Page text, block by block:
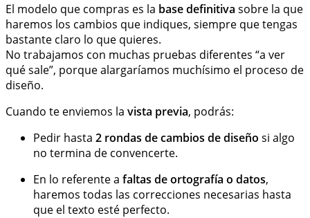
El modelo que compras es la base definitiva sobre la que
haremos los cambios que indiques, siempre que tengas
bastante claro lo que quieres.
No trabajamos con muchas pruebas diferentes “a ver
qué sale”, porque alargaríamos muchísimo el proceso de
diseño.
Cuando te enviemos la vista previa, podrás:
Pedir hasta 2 rondas de cambios de diseño si algo
no termina de convencerte.
En lo referente a faltas de ortografía o datos,
haremos todas las correcciones necesarias hasta
que el texto esté perfecto.